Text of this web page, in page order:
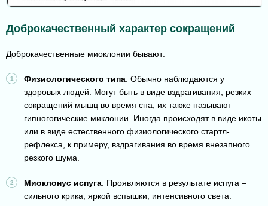
Доброкачественный характер сокращений
Доброкачественные миоклонии бывают:
Физиологического типа . Обычно наблюдаются у
здоровых людей. Могут быть в виде вздрагивания, резких
сокращений мышц во время сна, их также называют
гипногогические миклонии. Иногда происходят в виде икоты
или в виде естественного физиологического стартл-
рефлекса, к примеру, вздрагивания во время внезапного
резкого шума.
Миоклонус испуга . Проявляются в результате испуга –
сильного крика, яркой вспышки, интенсивного света.